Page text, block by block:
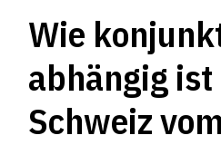
Wie
abhängig
Schweiz